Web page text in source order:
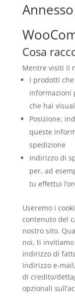
Annesso
Cosa
Mentre visiti il
I prodotti
informazioni
che hai
Posizione,
queste
spedizione
Indirizzo di
per, ad
tu effettui
Useremo i
contenuto del
nostro sito.
noi, ti
indirizzo di
indirizzo e-
di credito/
opzionali